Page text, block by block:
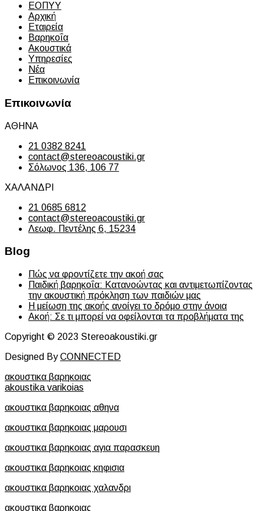
ΕΟΠΥΥ
Αρχική
Εταιρεία
Βαρηκοΐα
Ακουστικά
Υπηρεσίες
Νέα
Επικοινωνία
Επικοινωνία
ΑΘΗΝΑ
21 0382 8241
contact@stereoacoustiki.gr
Σόλωνος 136, 106 77
ΧΑΛΑΝΔΡΙ
21 0685 6812
contact@stereoacoustiki.gr
Λεωφ. Πεντέλης 6, 15234
Blog
Πώς να φροντίζετε την ακοή σας
Παιδική βαρηκοΐα: Κατανοώντας και αντιμετωπίζοντας
την ακουστική πρόκληση των παιδιών μας
Η μείωση της ακοής ανοίγει το δρόμο στην άνοια
Ακοή: Σε τι μπορεί να οφείλονται τα προβλήματα της
Copyright © 2023 Stereoakoustiki.gr
Designed ByCONNECTED
ακουστικα βαρηκοιας
akoustika varikoias
ακουστικα βαρηκοιας αθηνα
ακουστικα βαρηκοιας μαρουσι
ακουστικα βαρηκοιας αγια παρασκευη
ακουστικα βαρηκοιας κηφισια
ακουστικα βαρηκοιας χαλανδρι
ακουστικα βαρηκοιας